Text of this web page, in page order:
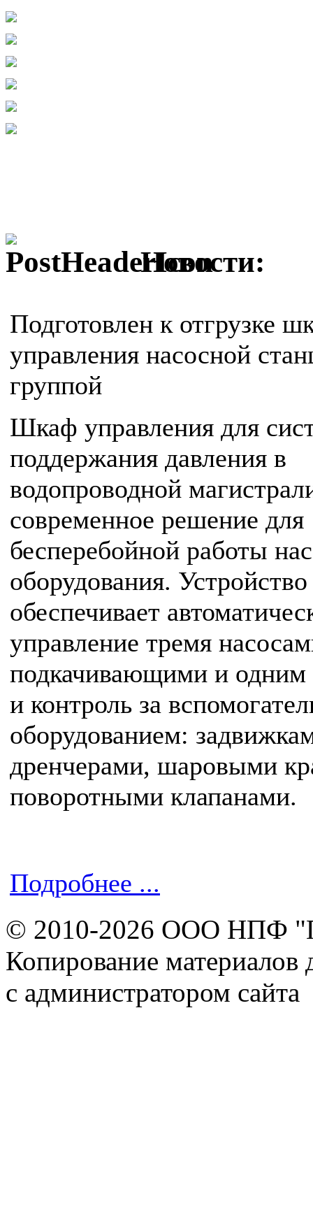
Новости:
Подготовлен к отгрузке
управления насосной
группой
Шкаф управления для
поддержания давления в
водопроводной
современное решение для
бесперебойной работы
оборудования. Устройство
обеспечивает
управление тремя
подкачивающими и
и контроль за
оборудованием:
дренчерами, шаровыми
поворотными клапанами.
Подробнее ...
© 2010-2026 ООО НПФ
Копирование материалов
с администратором сайта